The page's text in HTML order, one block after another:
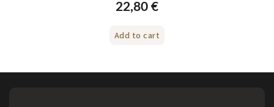
22,80 €
Add to cart